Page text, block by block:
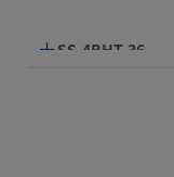
SS-4BHT-36